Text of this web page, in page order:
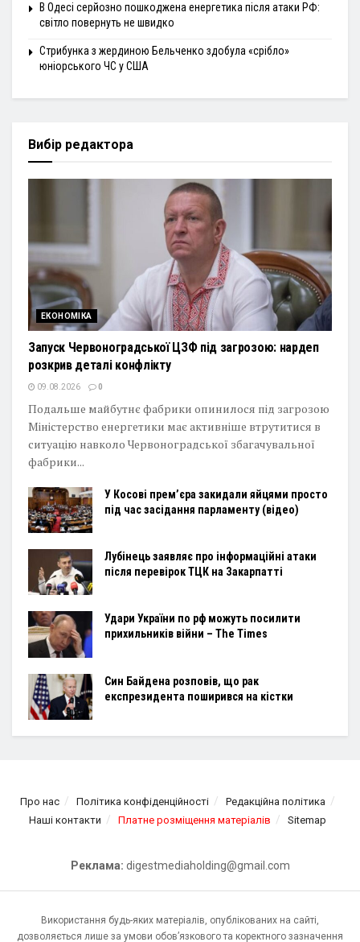
В Одесі серйозно пошкоджена енергетика після атаки РФ:
світло повернуть не швидко
Стрибунка з жердиною Бельченко здобула «срібло»
юніорського ЧС у США
Вибір редактора
ЕКОНОМІКА
Запуск Червоноградської ЦЗФ під загрозою: нардеп
розкрив деталі конфлікту
09.08.2026 0
Подальше майбутнє фабрики опинилося під загрозою
Міністерство енергетики має активніше втрутитися в
ситуацію навколо Червоноградської збагачувальної
фабрики...
У Косові прем’єра закидали яйцями просто
під час засідання парламенту (відео)
Лубінець заявляє про інформаційні атаки
після перевірок ТЦК на Закарпатті
Удари України по рф можуть посилити
прихильників війни – The Times
Син Байдена розповів, що рак
експрезидента поширився на кістки
Про нас Політика конфіденційності
Редакційна політика
Наші контакти
Платне розміщення матеріалів Sitemap
Реклама: digestmediaholding@gmail.com
Використання будь-яких матеріалів, опублікованих на сайті,
дозволяється лише за умови обов’язкового та коректного зазначення